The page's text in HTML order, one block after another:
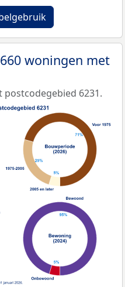
woningen met
postcodegebied 6231.